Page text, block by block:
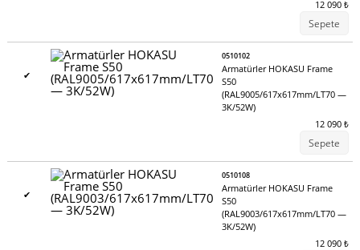
ÖZELLEŞTIRME - GENIŞ OLANAKLAR
HOKASU armatürlerinin düşünülmüş tasarımı sayesinde size
özel bir çözüm sunabiliriz:
12 090₺
Sepete
✔
0510102
Armatürler HOKASU Frame
S50
(RAL9005/617x617mm/LT70 —
3K/52W)
12 090₺
Sepete
✔
0510108
Armatürler HOKASU Frame
S50
(RAL9003/617x617mm/LT70 —
3K/52W)
12 090₺